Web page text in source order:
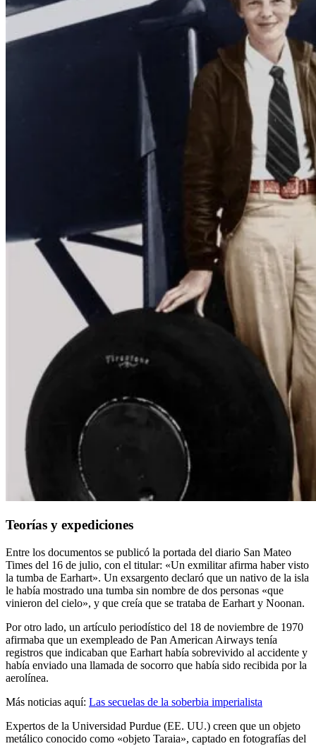
Teorías y expediciones
Entre los documentos se publicó la portada del diario San Mateo
Times del 16 de julio, con el titular: «Un exmilitar afirma haber visto
la tumba de Earhart». Un exsargento declaró que un nativo de la isla
le había mostrado una tumba sin nombre de dos personas «que
vinieron del cielo», y que creía que se trataba de Earhart y Noonan.
Por otro lado, un artículo periodístico del 18 de noviembre de 1970
afirmaba que un exempleado de Pan American Airways tenía
registros que indicaban que Earhart había sobrevivido al accidente y
había enviado una llamada de socorro que había sido recibida por la
aerolínea.
Más noticias aquí: Las secuelas de la soberbia imperialista
Expertos de la Universidad Purdue (EE. UU.) creen que un objeto
metálico conocido como «objeto Taraia», captado en fotografías del